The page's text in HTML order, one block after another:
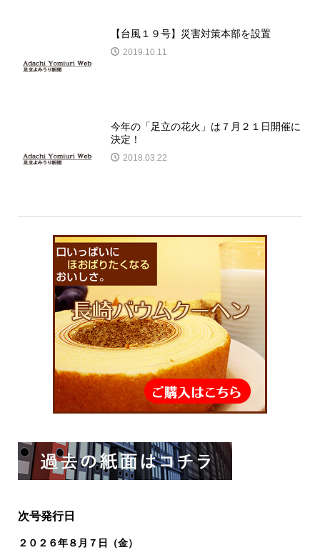
【台風１９号】災害対策本部を設置
2019.10.11
今年の「足立の花火」は７月２１日開催に
決定！
2018.03.22
次号発行日
２０２６年８ 月７日（金）